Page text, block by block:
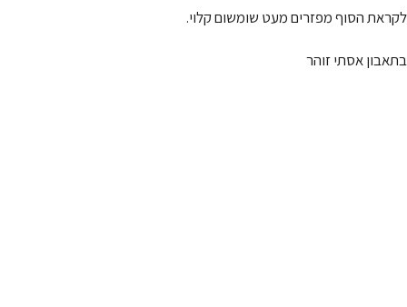
לקראת הסוף מפזרים מעט שומשום קלוי.
בתאבון אסתי זוהר